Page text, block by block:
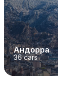
Андорра
36cars